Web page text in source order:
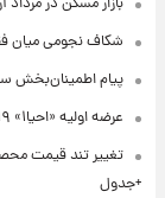
شکاف نجومی میان
پیام اطمینان‌بخش
عرضه اولیه «احیا۱» ۱۹ مرداد در فرابورس
+جدول